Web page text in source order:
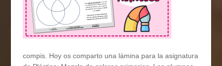
compis. Hoy os comparto una lámina para la asignatura